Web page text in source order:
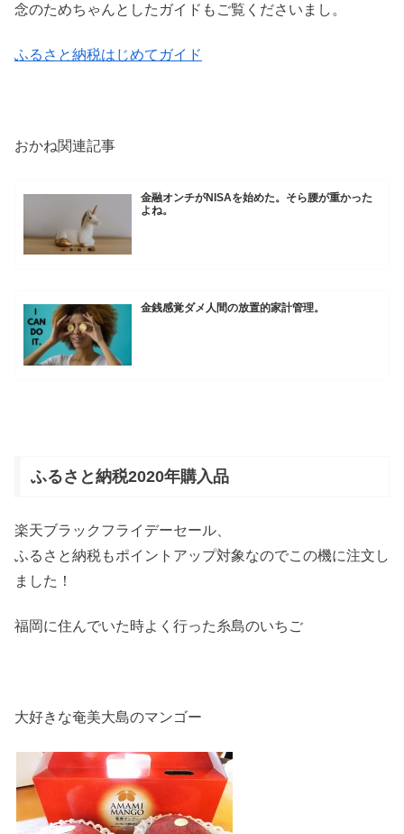
念のためちゃんとしたガイドもご覧くださいまし。
ふるさと納税はじめてガイド
おかね関連記事
金融オンチがNISAを始めた。そら腰が重かった
よね。
金銭感覚ダメ人間の放置的家計管理。
ふるさと納税2020年購入品
楽天ブラックフライデーセール、
ふるさと納税もポイントアップ対象なのでこの機に注文し
ました！
福岡に住んでいた時よく行った糸島のいちご
大好きな奄美大島のマンゴー